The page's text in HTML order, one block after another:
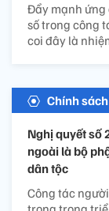
Đẩy mạnh ứng
số trong công
coi đây là
Chính
Nghị quyết số
ngoài là bộ
dân tộc
Công tác